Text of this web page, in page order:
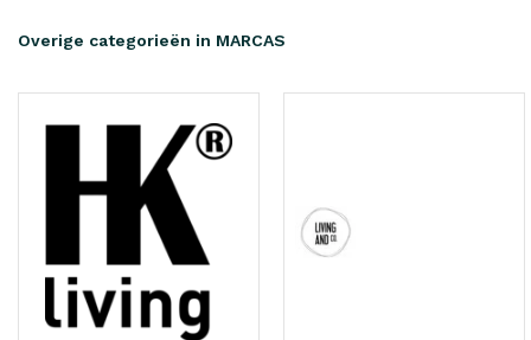
Overige categorieën in MARCAS